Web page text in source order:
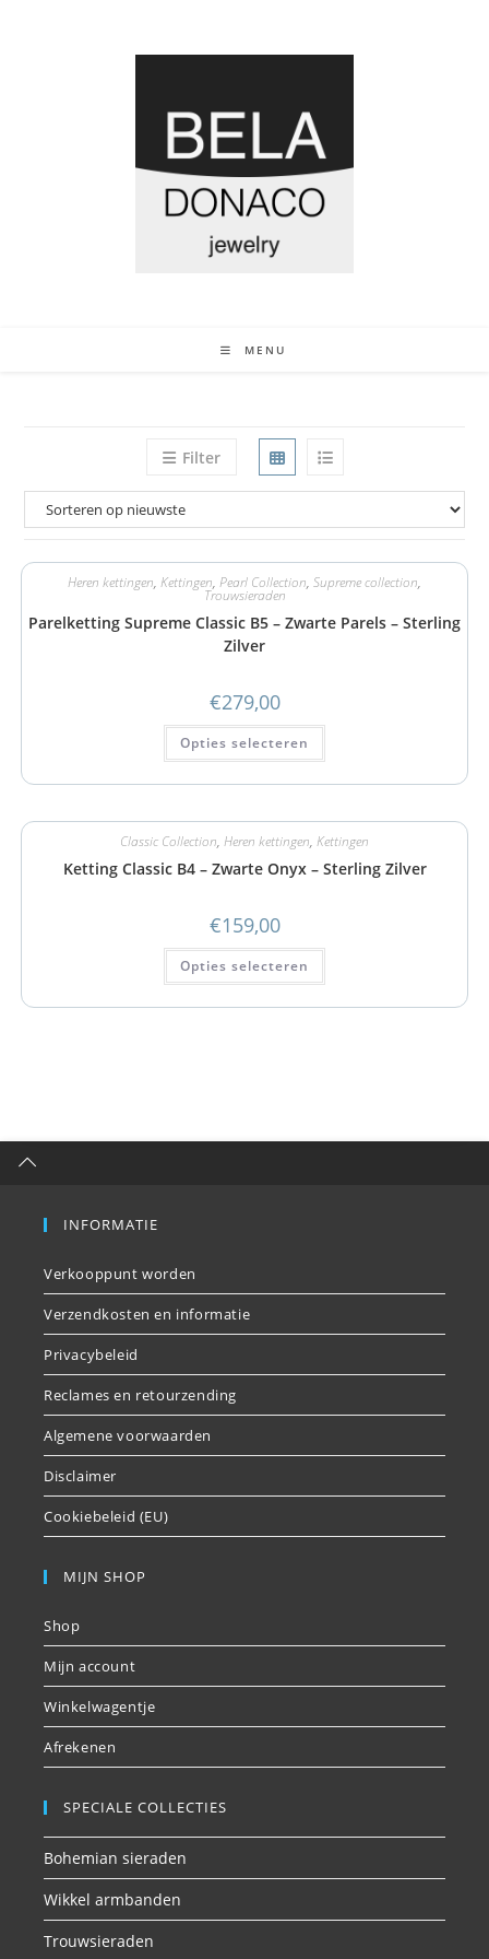
MENU
Filter
Heren kettingen, Kettingen, Pearl Collection, Supreme collection,
Trouwsieraden
Parelketting Supreme Classic B5 – Zwarte Parels – Sterling
Zilver
€279,00
Opties selecteren
Classic Collection, Heren kettingen, Kettingen
Ketting Classic B4 – Zwarte Onyx – Sterling Zilver
€159,00
Opties selecteren
INFORMATIE
Verkooppunt worden
Verzendkosten en informatie
Privacybeleid
Reclames en retourzending
Algemene voorwaarden
Disclaimer
Cookiebeleid (EU)
MIJN SHOP
Shop
Mijn account
Winkelwagentje
Afrekenen
SPECIALE COLLECTIES
Bohemian sieraden
Wikkel armbanden
Trouwsieraden